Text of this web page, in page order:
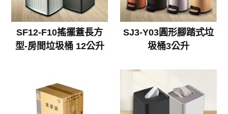
SF12-F10搖擺蓋長方
型-房間垃圾桶 12公升
SJ3-Y03圓形腳踏式垃
圾桶3公升